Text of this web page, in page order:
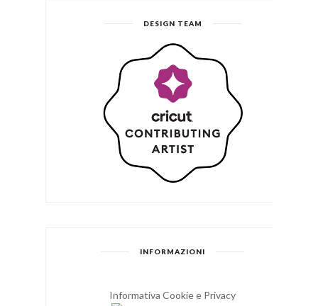
DESIGN TEAM
INFORMAZIONI
Informativa Cookie e Privacy